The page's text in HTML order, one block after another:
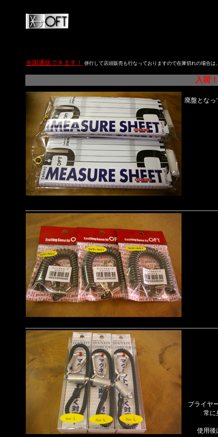
全国通販できます！ 併行して店頭販売も行なっておりますので在庫切れの場合は
入荷！
廃盤とな
プライヤ
常に
使用後